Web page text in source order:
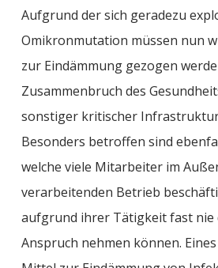
Aufgrund dersich geradezu
Omikronmutation müssen nun
zur Eindämmung gezogen
Zusammenbruch des
sonstiger kritischer
Besonders betroffen sind
welche viele Mitarbeiter im
verarbeitenden Betrieb
aufgrund ihrer Tätigkeit fast nie
Anspruch nehmen können.